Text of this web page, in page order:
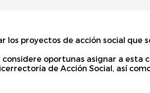
los proyectos de acción social que
oportunas asignar a esta
de Acción Social, así